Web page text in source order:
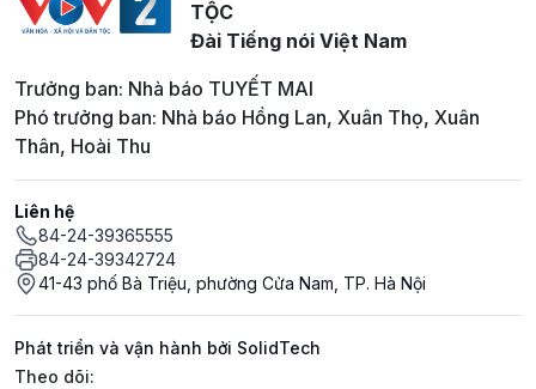
TỘC
Đài Tiếng nói Việt Nam
Trưởng ban: Nhà báo TUYẾT MAI
Phó trưởng ban: Nhà báo Hồng Lan, Xuân Thọ, Xuân
Thân, Hoài Thu
Liên hệ
84-24-39365555
84-24-39342724
41-43 phố Bà Triệu, phường Cửa Nam, TP. Hà Nội
Phát triển và vận hành bởi SolidTech
Mạng xã hội
Theo dõi: